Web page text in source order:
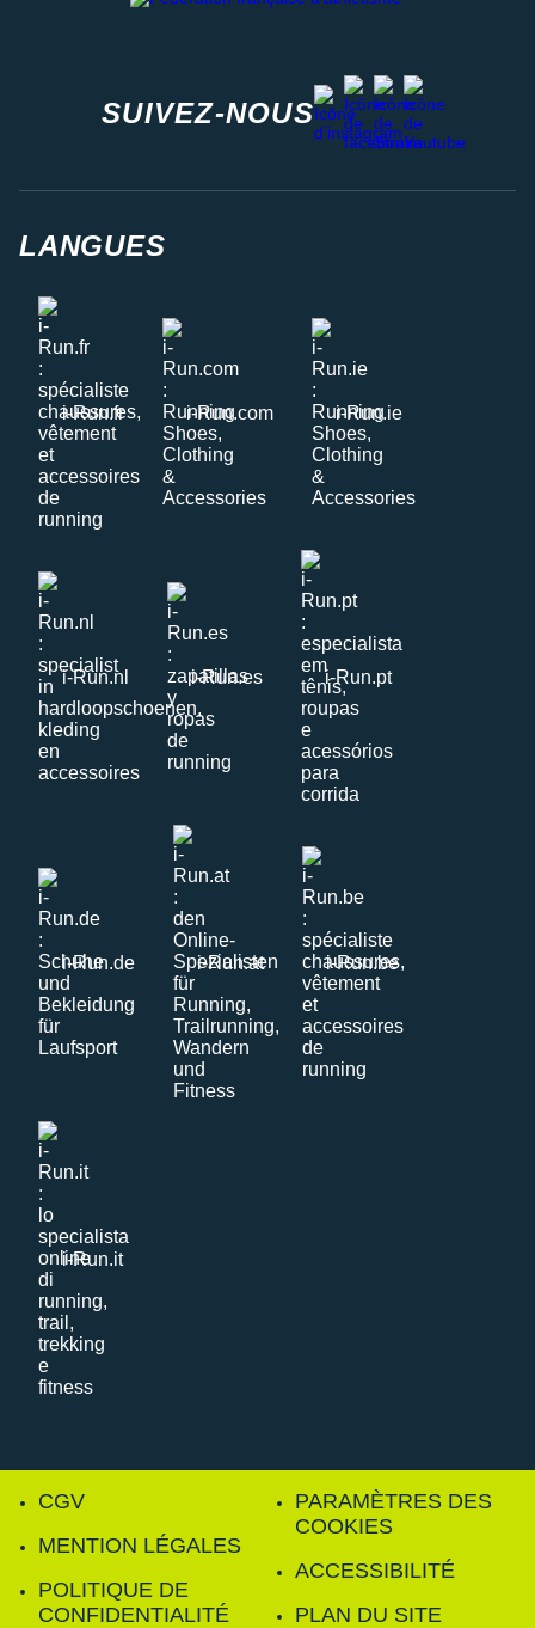
SUIVEZ-NOUS
instagram
facebook
stravayoutube
LANGUES
i-Run.fr i-Run.com i-Run.ie
i-Run.nl i-Run.es i-Run.pt
i-Run.de i-Run.at i-Run.be
i-Run.it
CGV
MENTION LÉGALES
POLITIQUE DE
CONFIDENTIALITÉ
PARAMÈTRES DES
COOKIES
ACCESSIBILITÉ
PLAN DU SITE